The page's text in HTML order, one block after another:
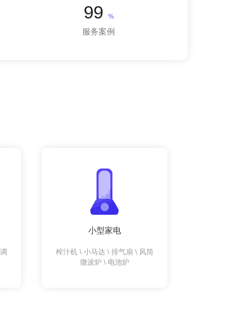
99 %
服务案例
小型家电
榨汁机 \ 小马达 \ 排气扇 \ 风筒
微波炉 \ 电池炉